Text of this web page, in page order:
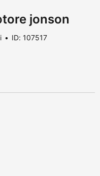
jonson
ID: 107517